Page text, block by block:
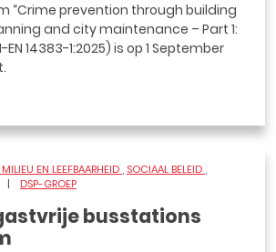
“Crime prevention through building
and city maintenance – Part 1:
EN 14383-1:2025) is op 1 September
EN LEEFBAARHEID SOCIAAL BELEID
DSP-GROEP
busstations